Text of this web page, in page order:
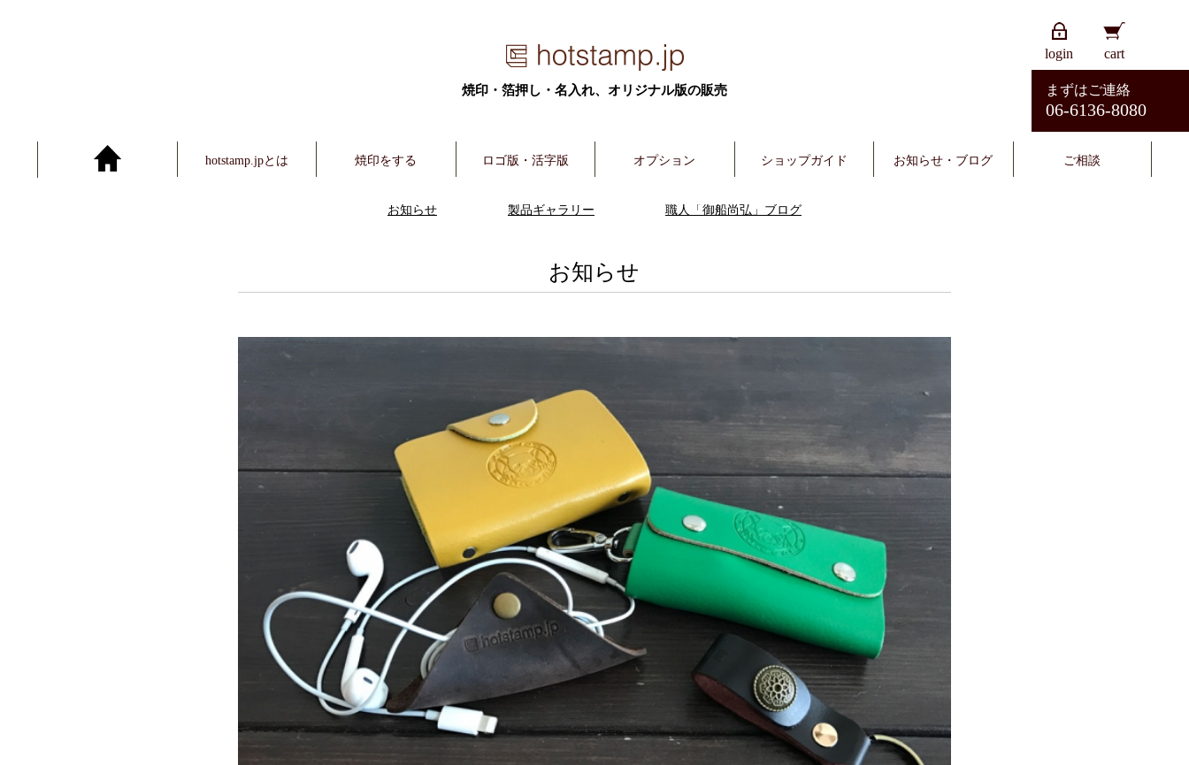
login cart
まずはご連絡
06-6136-8080
焼印・箔押し・名入れ、オリジナル版の販売
hotstamp.jpとは 焼印をする ロゴ版・活字版 オプション ショップガイド お知らせ・ブログ ご相談
お知らせ 製品ギャラリー 職人「御船尚弘」ブログ
お知らせ